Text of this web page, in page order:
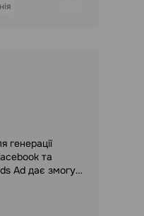
вам
генерації
та
Ad дає змогу